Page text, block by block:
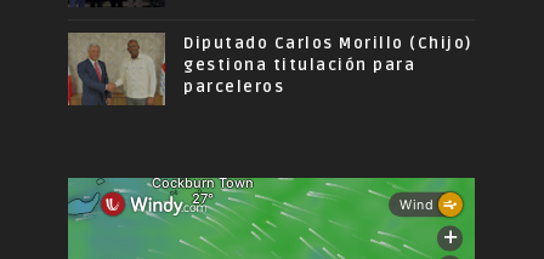
Diputado Carlos Morillo (Chijo)
gestiona titulación para
parceleros